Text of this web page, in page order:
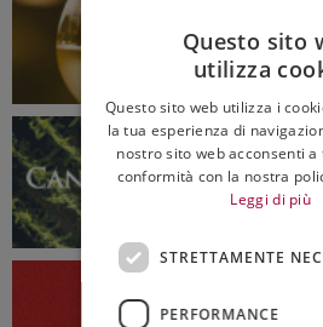
Questo sito
utilizza
Questo sito web utilizza i
la tua esperienza di
nostro sito web acconsenti
conformità con la nostra
Leggi di più
STRETTAMENTE
PERFORMANCE